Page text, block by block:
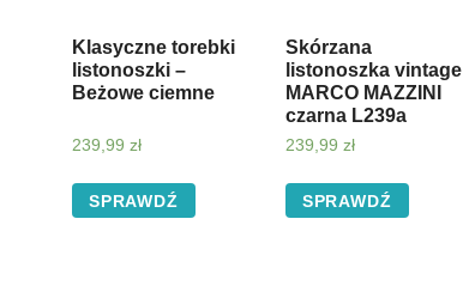
Klasyczne torebki
listonoszki –
Beżowe ciemne
239,99 zł
SPRAWDŹ
Skórzana
listonoszka vintage
MARCO MAZZINI
czarna L239a
239,99 zł
SPRAWDŹ